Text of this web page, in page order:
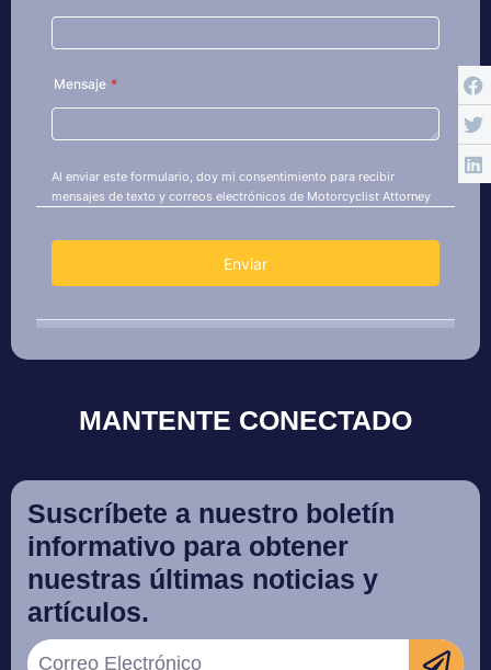
MANTENTE CONECTADO
Suscríbete a nuestro boletín
informativo para obtener
nuestras últimas noticias y
artículos.